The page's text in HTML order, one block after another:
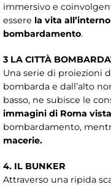
immersivo e
essere la vita
bombardamento.
3 LA CITTÀ
Una serie di proiezioni
bombarda e dall’alto
basso, ne subisce le
immagini di Roma
bombardamento,
macerie.
4. IL BUNKER
Attraverso una ripida